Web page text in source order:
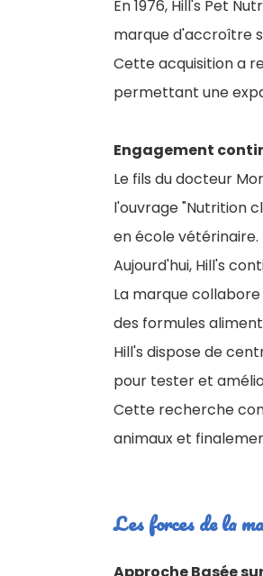
En 1976, Hill's Pet
marque d'accroître
Cette acquisition a
permettant une
Engagement
Le fils du docteur
l'ouvrage "Nutrition
en école vétérinaire.
Aujourd'hui, Hill's
La marque
des formules
Hill's dispose de
pour tester et
Cette recherche
animaux et
Les forces de la